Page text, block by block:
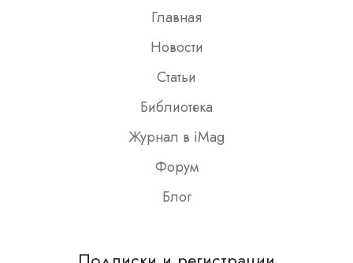
Главная
Новости
Статьи
Библиотека
Журнал в iMag
Форум
Блог